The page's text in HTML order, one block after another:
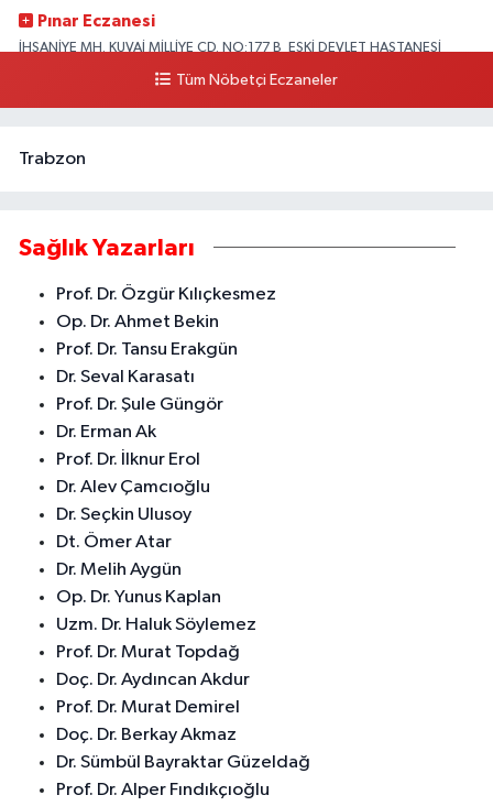
Pınar Eczanesi
İHSANİYE MH. KUVAİ MİLLİYE CD. NO:177 B ESKİ DEVLET HASTANESİ
Tüm Nöbetçi Eczaneler
Trabzon
Sağlık Yazarları
Prof. Dr. Özgür Kılıçkesmez
Op. Dr. Ahmet Bekin
Prof. Dr. Tansu Erakgün
Dr. Seval Karasatı
Prof. Dr. Şule Güngör
Dr. Erman Ak
Prof. Dr. İlknur Erol
Dr. Alev Çamcıoğlu
Dr. Seçkin Ulusoy
Dt. Ömer Atar
Dr. Melih Aygün
Op. Dr. Yunus Kaplan
Uzm. Dr. Haluk Söylemez
Prof. Dr. Murat Topdağ
Doç. Dr. Aydıncan Akdur
Prof. Dr. Murat Demirel
Doç. Dr. Berkay Akmaz
Dr. Sümbül Bayraktar Güzeldağ
Prof. Dr. Alper Fındıkçıoğlu